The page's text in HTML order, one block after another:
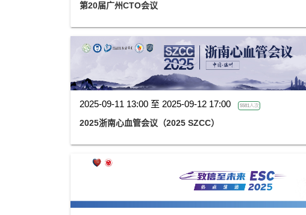
第20届广州CTO会议
2025-09-11 13:00 至 2025-09-12 17:00 5581人次
2025浙南心血管会议（2025 SZCC）